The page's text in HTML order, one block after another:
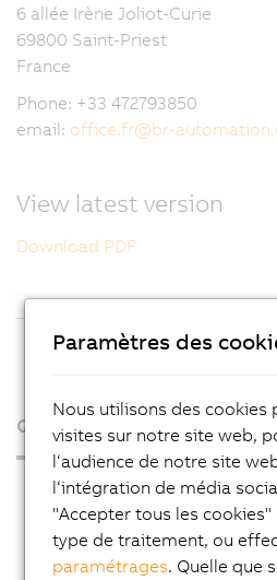
6 allée Irène Joliot-Curie
69800 Saint-Priest
France
Phone: +33 472793850
email: office.fr@br-
View latest version
Download PDF
Qui sommes-nous ?
Espace presse
Blog
AutoMates
Paramètres des
Nous utilisons des cookies
visites sur notre site web,
l‘audience de notre site
l‘intégration de média
"Accepter tous les
type de traitement, ou
paramétrages. Quelle que